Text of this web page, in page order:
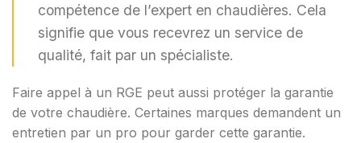
compétence de l’expert en chaudières. Cela
signifie que vous recevrez un service de
qualité, fait par un spécialiste.
Faire appel à un RGE peut aussi protéger la garantie
de votre chaudière. Certaines marques demandent un
entretien par un pro pour garder cette garantie.